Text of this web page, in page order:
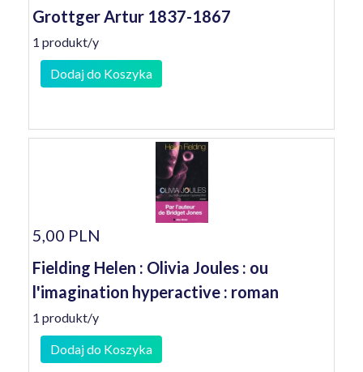
Grottger Artur 1837-1867
1 produkt/y
Dodaj do Koszyka
5,00 PLN
Fielding Helen : Olivia Joules : ou
l'imagination hyperactive : roman
1 produkt/y
Dodaj do Koszyka